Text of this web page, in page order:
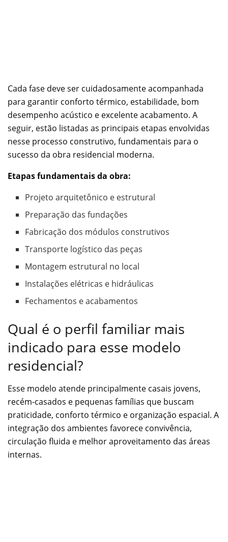
Cada fase deve ser cuidadosamente acompanhada
para garantir conforto térmico, estabilidade, bom
desempenho acústico e excelente acabamento. A
seguir, estão listadas as principais etapas envolvidas
nesse processo construtivo, fundamentais para o
sucesso da obra residencial moderna.
Etapas fundamentais da obra:
Projeto arquitetônico e estrutural
Preparação das fundações
Fabricação dos módulos construtivos
Transporte logístico das peças
Montagem estrutural no local
Instalações elétricas e hidráulicas
Fechamentos e acabamentos
Qual é o perfil familiar mais
indicado para esse modelo
residencial?
Esse modelo atende principalmente casais jovens,
recém-casados e pequenas famílias que buscam
praticidade, conforto térmico e organização espacial. A
integração dos ambientes favorece convivência,
circulação fluida e melhor aproveitamento das áreas
internas.